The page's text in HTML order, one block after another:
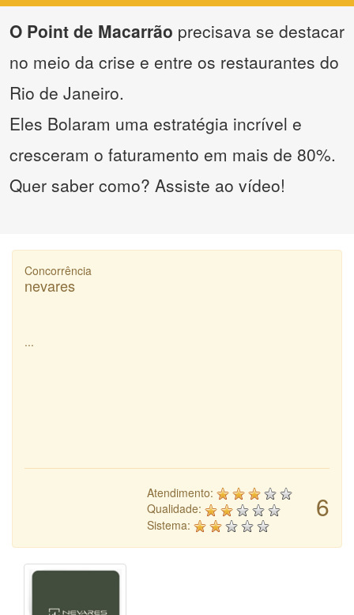
O Point de Macarrão precisava se destacar
no meio da crise e entre os restaurantes do
Rio de Janeiro.
Eles Bolaram uma estratégia incrível e
cresceram o faturamento em mais de 80%.
Quer saber como? Assiste ao vídeo!
Concorrência
nevares
...
6
Atendimento:
Qualidade:
Sistema: